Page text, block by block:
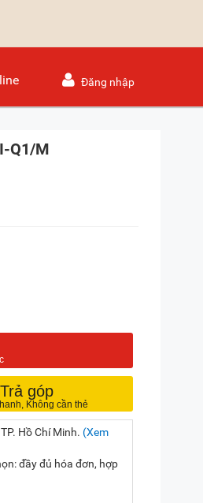
Đăng nhập
Q1/M
Trả góp
Hồ Chí Minh. (Xem
đầy đủ hóa đơn, hợp